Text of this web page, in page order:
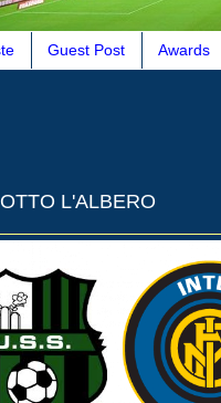
Guest Post Awards
L'ALBERO